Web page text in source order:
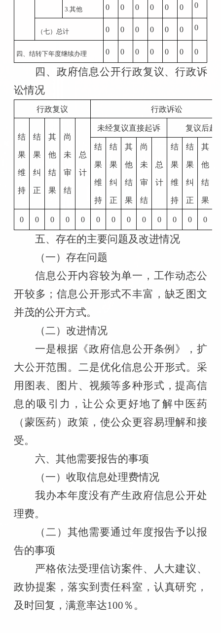
3. 其他 0 0 0 0 0 0 0
（七）总计 0 0 0 0 0 0 0
四、结转下年度继续办理 0 0 0 0 0 0 0
四、政府信息公开行政复议、行政诉
讼情况
行政复议 行政诉讼
结
果
维
持
结
果
纠
正
其
他
结
果
尚
未
审
结
总
计
未经复议直接起诉 复议后起
结
果
维
持
结
果
纠
正
其
他
结
果
尚
未
审
结
总
计
结
果
维
持
结
果
纠
正
其
他
结
果
0 0 0 0 0 0 0 0 0 0 0 0 0
五、存在的主要问题及改进情况
（一）存在问题
信息公开内容较为单一，工作动态公
开较多；信息公开形式不丰富，缺乏图文
并茂的公开方式。
（二）改进情况
一是根据《政府信息公开条例》，扩
大公开范围。二是优化信息公开形式。采
用图表、图片、视频等多种形式，提高信
息的吸引力，让公众更好地了解中医药
（蒙医药）政策，使公众更容易理解和接
受。
六、其他需要报告的事项
（一）收取信息处理费情况
我办本年度没有产生政府信息公开处
理费。
（二） 其他需要通过年度报告予以报
告的事项
严格依法受理信访案件、人大建议、
政协提案，落实到责任科室，认真研究，
及时回复，满意率达100％。